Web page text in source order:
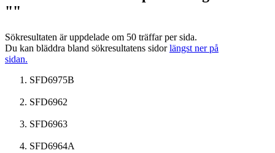
""
Sökresultaten är uppdelade om 50 träffar per sida.
Du kan bläddra bland sökresultatens sidorlängst ner på
sidan.
SFD6975B
SFD6962
SFD6963
SFD6964A